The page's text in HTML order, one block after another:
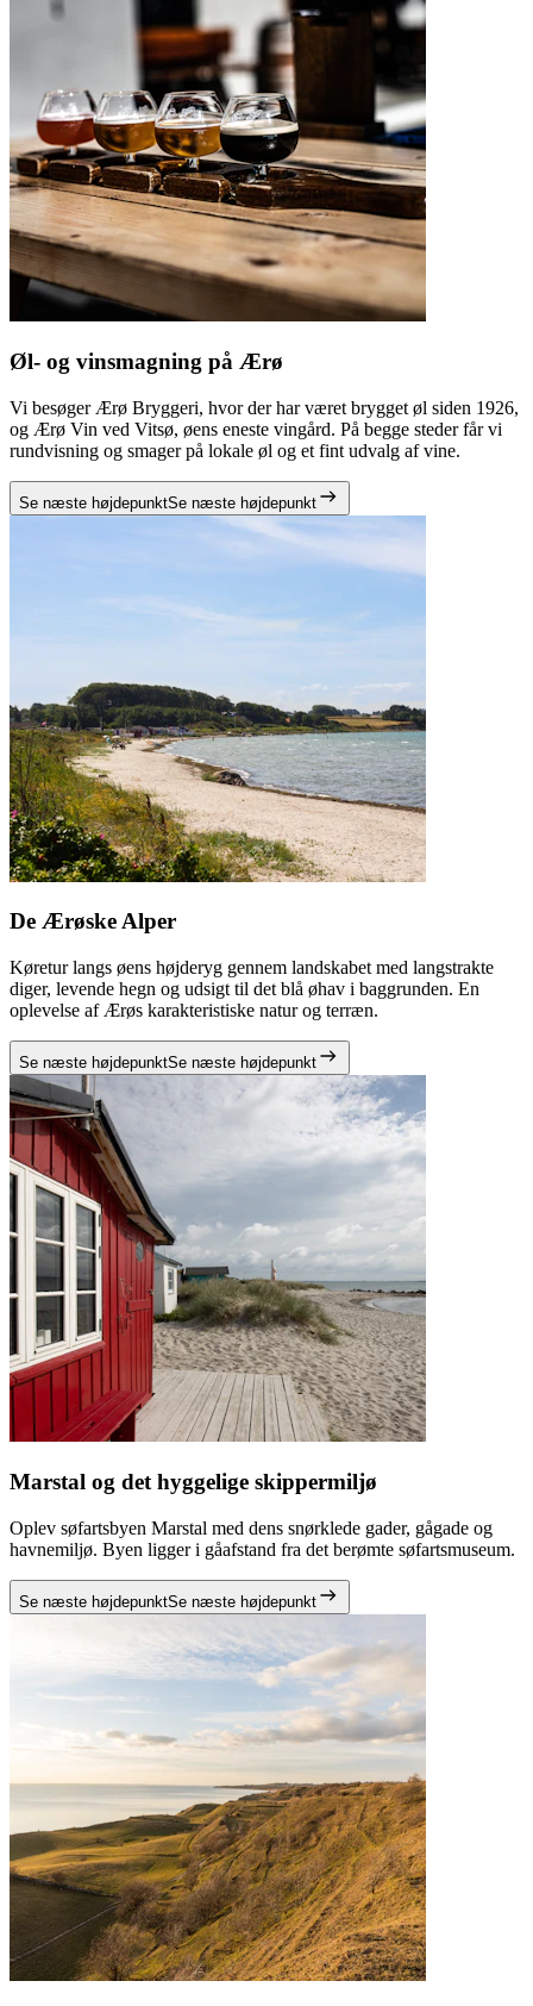
Øl- og vinsmagning på Ærø
Vi besøger Ærø Bryggeri, hvor der har været brygget øl siden 1926,
og Ærø Vin ved Vitsø, øens eneste vingård. På begge steder får vi
rundvisning og smager på lokale øl og et fint udvalg af vine.
Se næste højdepunktSe næste højdepunkt
De Ærøske Alper
Køretur langs øens højderyg gennem landskabet med langstrakte
diger, levende hegn og udsigt til det blå øhav i baggrunden. En
oplevelse af Ærøs karakteristiske natur og terræn.
Se næste højdepunktSe næste højdepunkt
Marstal og det hyggelige skippermiljø
Oplev søfartsbyen Marstal med dens snørklede gader, gågade og
havnemiljø. Byen ligger i gåafstand fra det berømte søfartsmuseum.
Se næste højdepunktSe næste højdepunkt